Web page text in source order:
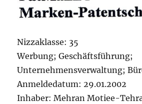
Nizzaklasse: 35
Werbung; Geschäftsführung;
Unternehmensverwaltung;
Anmeldedatum: 29.01.2002
Inhaber: Mehran Motiee-